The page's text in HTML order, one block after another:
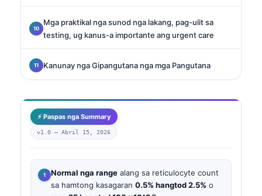
Mga praktikal nga sunod nga lakang, pag-ulit sa
testing, ug kanus-a importante ang urgent care
Kanunay nga Gipangutana nga mga Pangutana
⚡ Paspas nga Summary
v1.0 — Abril 15, 2026
Normal nga range alang sa reticulocyte count
sa hamtong kasagaran 0.5% hangtod 2.5% o